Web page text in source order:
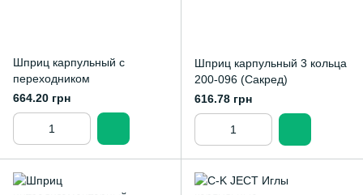
Шприц карпульный с
переходником
664.20 грн
Шприц карпульный 3 кольца
200-096 (Сакред)
616.78 грн